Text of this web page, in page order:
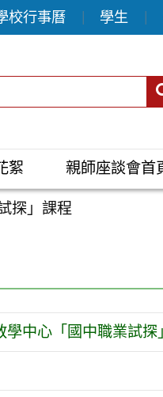
校行事曆 學生
絮 親師座談會首
探」課程
中心「國中職業試探